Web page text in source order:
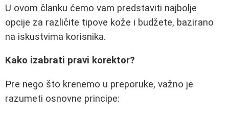
U ovom članku ćemo vam predstaviti najbolje
opcije za različite tipove kože i budžete, bazirano
na iskustvima korisnika.
Kako izabrati pravi korektor?
Pre nego što krenemo u preporuke, važno je
razumeti osnovne principe: